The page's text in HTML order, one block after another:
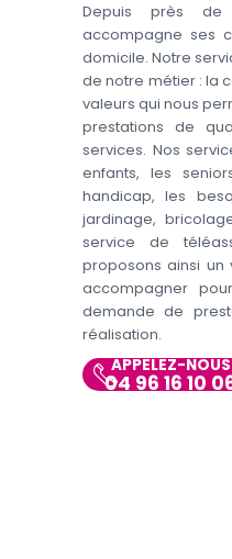
Depuis près de
accompagne ses
domicile. Notre
de notre métier : la
valeurs qui nous
prestations de
services. Nos
enfants, les
handicap, les
jardinage,
service de
proposons ainsi
accompagner
demande de
réalisation.
APPELEZ-NOUS
04 96 16 10